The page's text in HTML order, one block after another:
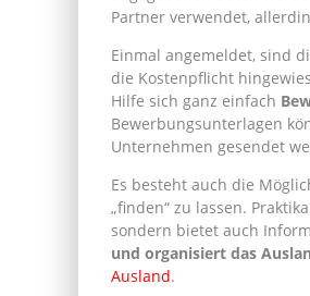
Partner verwendet,
Einmal angemeldet, sind
die Kostenpflicht
Hilfe sich ganz einfach
Bewerbungsunterlagen
Unternehmen gesendet
Es besteht auch die
„finden“ zu lassen.
sondern bietet auch
und organisiert das
Ausland.